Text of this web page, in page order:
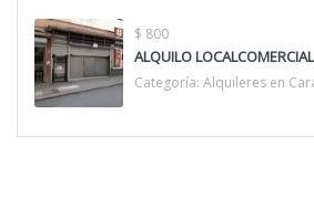
$ 800
ALQUILO
Categoría: Alquileres en